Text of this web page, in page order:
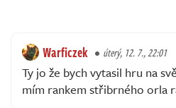
Warficzek úterý, 12. 7., 22:01
Ty jo že bych vytasil hru na
mím rankem střibrného orla